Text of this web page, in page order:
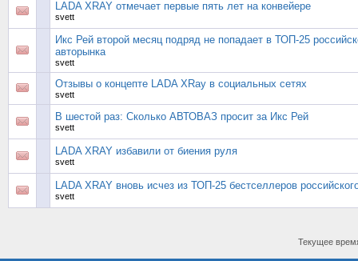
LADA XRAY отмечает первые пять лет на конвейере
svett
Икс Рей второй месяц подряд не попадает в ТОП-25
авторынка
svett
Отзывы о концепте LADA XRay в социальных сетях
svett
В шестой раз: Сколько АВТОВАЗ просит за Икс Рей
svett
LADA XRAY избавили от биения руля
svett
LADA XRAY вновь исчез из ТОП-25 бестселлеров
svett
Текущее